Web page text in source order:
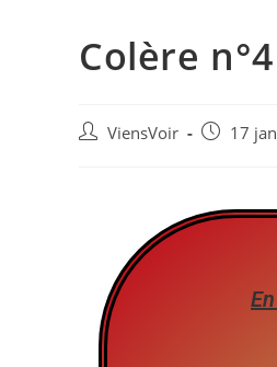
Colère n°4
ViensVoir 17